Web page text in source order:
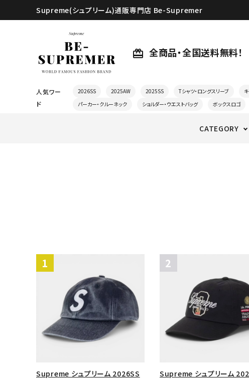
Supreme(シュプリーム)通販専門店 Be-Supremer
card_giftcard 全商品・全国送料無料！
人気ワー
ド
2026SS 2025AW 2025SS Tシャツ・ロングスリーブ
パーカー・クルーネック
ショルダー・ウエストバッグ ボックスロゴ
CATEGORY
NEW ITEMS
Tシャツ・ロングスリーブ
パーカー・トレーナー
キャップ・ハット
Supreme シュプリーム 2026SS
Supreme シュプリーム